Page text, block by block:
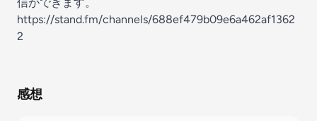
https://stand.fm/channels/688ef479b09e6a462af1362
2
感想